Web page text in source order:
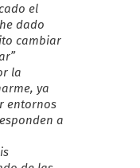
el
dado
cambiar
la
ya
entornos
a